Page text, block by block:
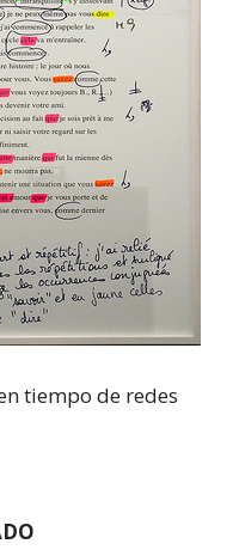
tiempo de redes